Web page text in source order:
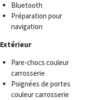
Bluetooth
Préparation pour
navigation
Extérieur
Pare-chocs couleur
carrosserie
Poignées de portes
couleur carrosserie